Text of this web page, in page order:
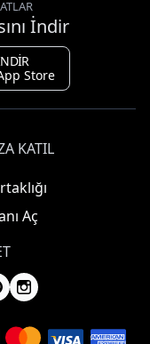
İndir
Store
KATIL
Aç